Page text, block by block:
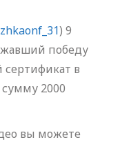
) 9
победу
в
2000
вы можете